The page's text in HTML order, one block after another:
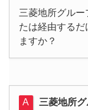
三菱地所グル
たは経由するだ
ますか？
三菱地所